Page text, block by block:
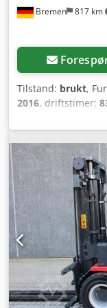
Bremen 817 km
Tilstand: brukt,
2016, driftstimer:
drivstofftype:
2 175 mm,
1 200 mm ,
massivdekk
drivtype:Elektro,
førerhus, Elektrisk
600 ISO-klasse:
Triplex Tilstand:
Veldig bra Forhjul,
Fabrikknytt
Superelastisk
Nepfx Acbsrf
Batterikapasitet: